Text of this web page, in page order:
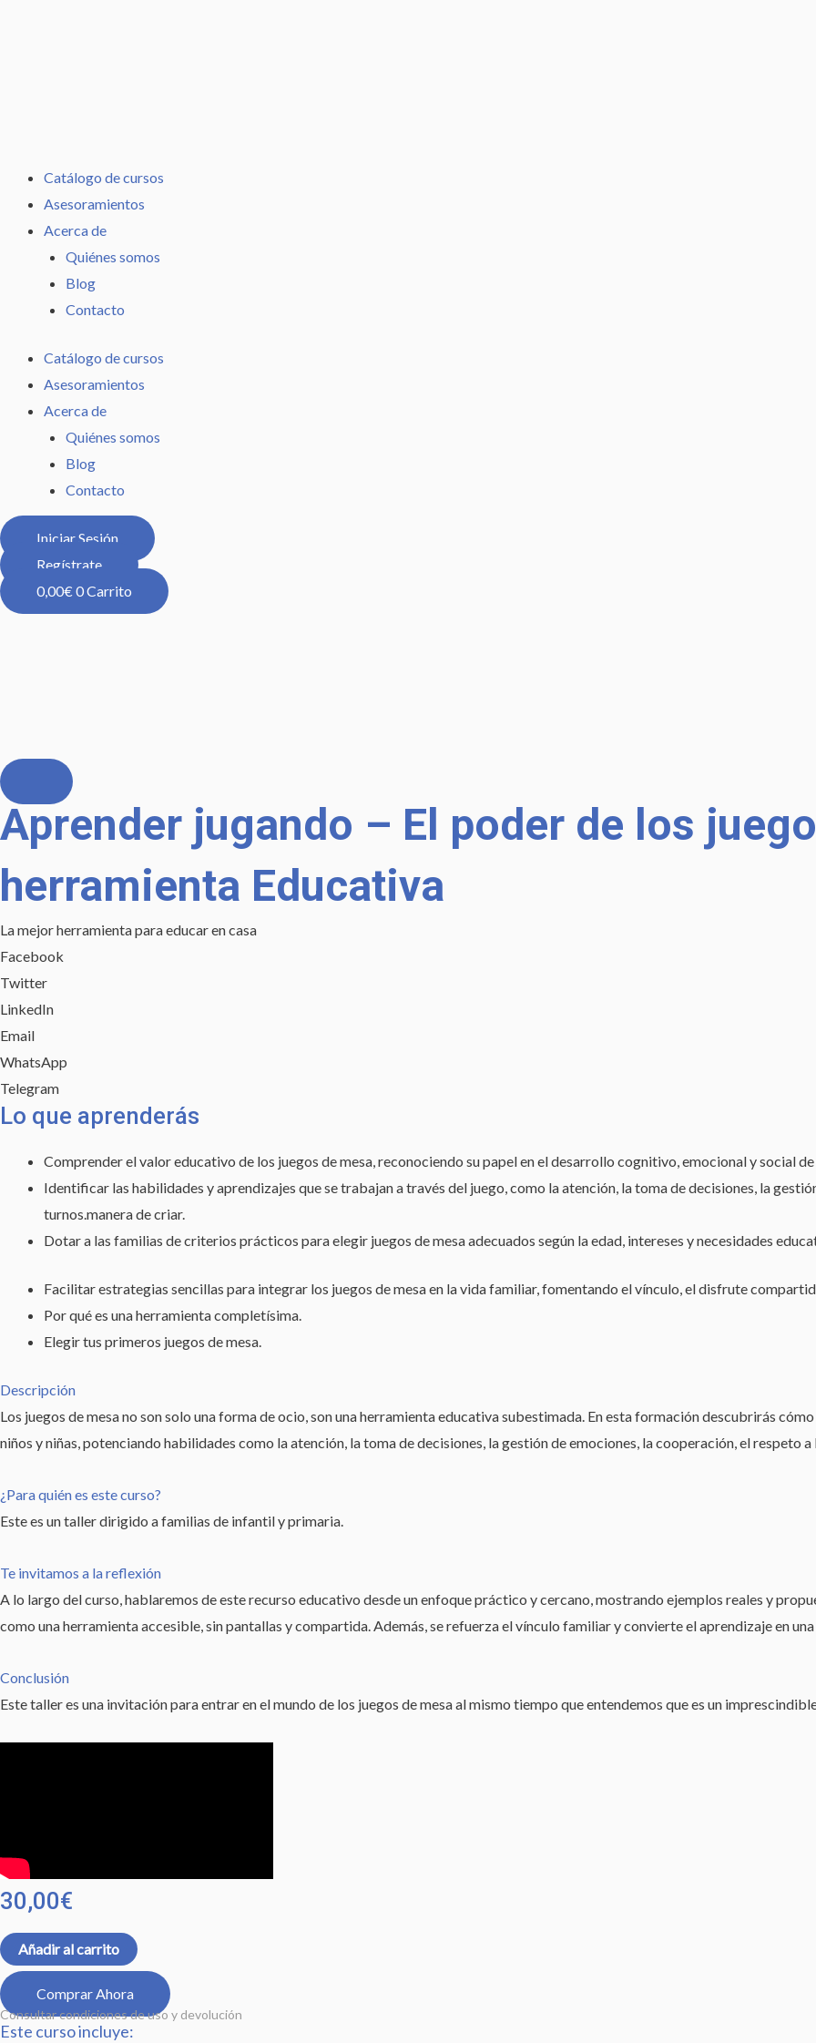
Catálogo de cursos
Asesoramientos
Acerca de
Quiénes somos
Blog
Contacto
Catálogo de cursos
Asesoramientos
Acerca de
Quiénes somos
Blog
Contacto
Iniciar Sesión
Regístrate
0,00€0Carrito
Aprender jugando – El poder de los
herramienta Educativa
La mejor herramienta para educar en casa
Facebook
Twitter
LinkedIn
Email
WhatsApp
Telegram
Lo que aprenderás
Comprender el valor educativo de los juegos de mesa, reconociendo su papel en el desarrollo cognitivo, emocional y social de
Identificar las habilidades y aprendizajes que se trabajan a través del juego, como la atención, la toma de decisiones, la
turnos.manera de criar.
Dotar a las familias de criterios prácticos para elegir juegos de mesa adecuados según la edad, intereses y necesidades
Facilitar estrategias sencillas para integrar los juegos de mesa en la vida familiar, fomentando el vínculo, el disfrute
Por qué es una herramienta completísima.
Elegir tus primeros juegos de mesa.
Descripción
Los juegos de mesa no son solo una forma de ocio, son una herramienta educativa subestimada. En esta formación descubrirás
niños y niñas, potenciando habilidades como la atención, la toma de decisiones, la gestión de emociones, la cooperación, el respeto a
¿Para quién es este curso?
Este es un taller dirigido a familias de infantil y primaria.
Te invitamos a la reflexión
A lo largo del curso, hablaremos de este recurso educativo desde un enfoque práctico y cercano, mostrando ejemplos reales y
como una herramienta accesible, sin pantallas y compartida. Además, se refuerza el vínculo familiar y convierte el aprendizaje en
Conclusión
Este taller es una invitación para entrar en el mundo de los juegos de mesa al mismo tiempo que entendemos que es un
30,00€
Aprender
jugando
El
de
los
juegos
de
mesa
como
herramienta
Educativa
Añadir al carrito
Comprar Ahora
Consultar condiciones de uso y devolución
Este curso incluye: